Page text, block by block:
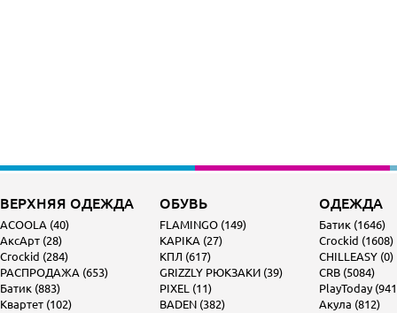
ВЕРХНЯЯ ОДЕЖДА
ACOOLA (40)
АксАрт (28)
Crockid (284)
РАСПРОДАЖА (653)
Батик (883)
Квартет (102)
ОБУВЬ
FLAMINGO (149)
KAPIKA (27)
КПЛ (617)
GRIZZLY РЮКЗАКИ (39)
PIXEL (11)
BADEN (382)
ОДЕЖДА
Батик (1646)
Crockid (1608)
CHILLEASY (0)
CRB (5084)
PlayToday
Акула (812)